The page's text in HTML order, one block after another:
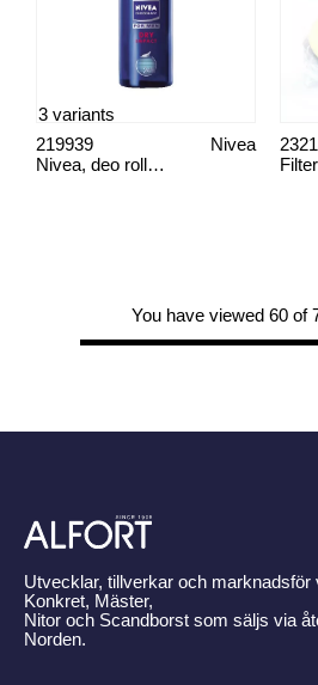
Nivea, deo roll on
Nivea
219939
3 variants
You have viewed 60 of
Utvecklar, tillverkar och marknadsför
Konkret, Mäster,
Nitor och Scandborst som säljs via
Norden.